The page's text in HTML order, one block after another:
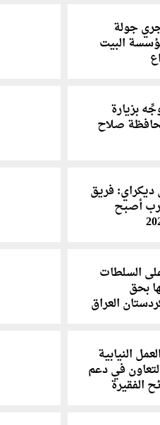
جولة
البيت
بزيارة
صلاح
فريق
أصبح
السلطات
بحق
العراق
النيابية
في دعم
الفقيرة